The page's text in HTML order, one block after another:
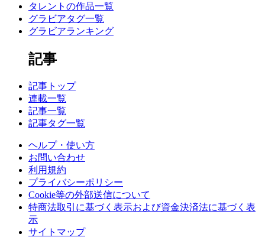
タレントの作品一覧
グラビアタグ一覧
グラビアランキング
記事
記事トップ
連載一覧
記事一覧
記事タグ一覧
ヘルプ・使い方
お問い合わせ
利用規約
プライバシーポリシー
Cookie等の外部送信について
特商法取引に基づく表示および資金決済法に基づく表
示
サイトマップ